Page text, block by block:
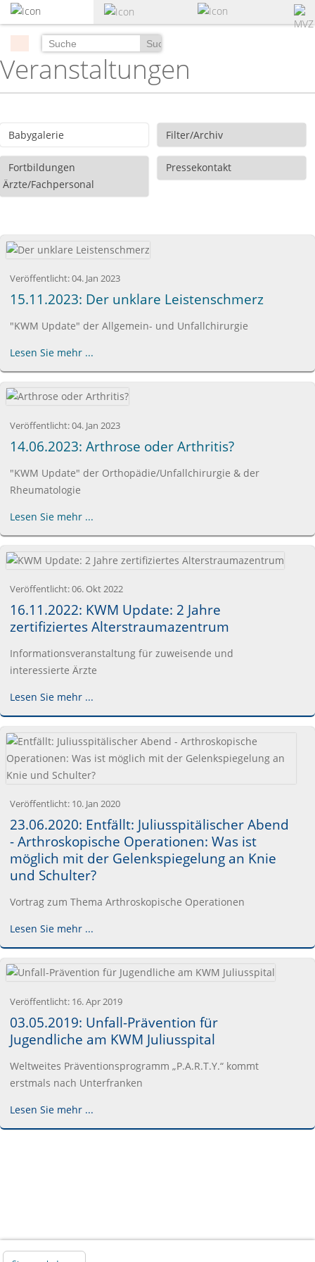
zum
Hauptinhalt
Suchen
Veranstaltungen
Babygalerie Filter/Archiv
Fortbildungen
Ärzte/Fachpersonal
Pressekontakt
Veröffentlicht:04. Jan 2023
15.11.2023: Der unklare Leistenschmerz
"KWM Update" der Allgemein- und Unfallchirurgie
Lesen Sie mehr ...
Veröffentlicht:04. Jan 2023
14.06.2023: Arthrose oder Arthritis?
"KWM Update" der Orthopädie/Unfallchirurgie & der
Rheumatologie
Lesen Sie mehr ...
Veröffentlicht:06. Okt 2022
16.11.2022: KWM Update: 2 Jahre
zertifiziertes Alterstraumazentrum
Informationsveranstaltung für zuweisende und
interessierte Ärzte
Lesen Sie mehr ...
Veröffentlicht: 10. Jan 2020
23.06.2020: Entfällt: Juliusspitälischer Abend
- Arthroskopische Operationen: Was ist
möglich mit der Gelenkspiegelung an Knie
und Schulter?
Vortrag zum Thema Arthroskopische Operationen
Lesen Sie mehr ...
Veröffentlicht: 16. Apr 2019
03.05.2019: Unfall-Prävention für
Jugendliche am KWM Juliusspital
Weltweites Präventionsprogramm „P.A.R.T.Y.“ kommt
erstmals nach Unterfranken
Lesen Sie mehr ...